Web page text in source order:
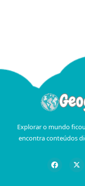
Explorar o mundo
encontra conteúdos